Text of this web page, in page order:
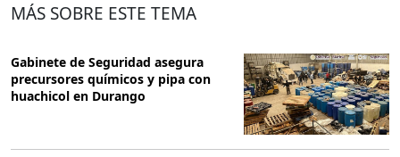
MÁS SOBRE ESTE TEMA
Gabinete de Seguridad asegura
precursores químicos y pipa con
huachicol en Durango